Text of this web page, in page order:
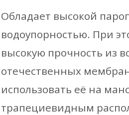
Обладает высокой
водоупорностью. При
высокую прочность из
отечественных
использовать её на
трапециевидным